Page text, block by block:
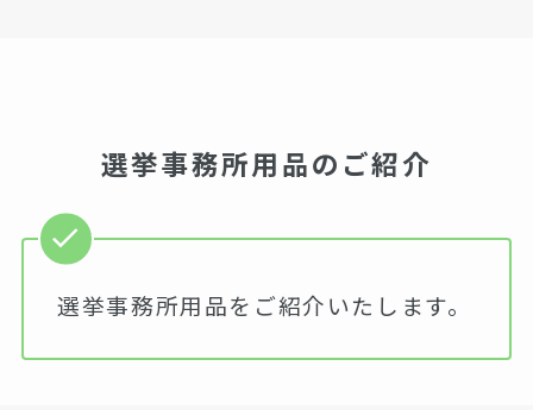
選挙事務所用品のご紹介
選挙事務所用品をご紹介いたします。